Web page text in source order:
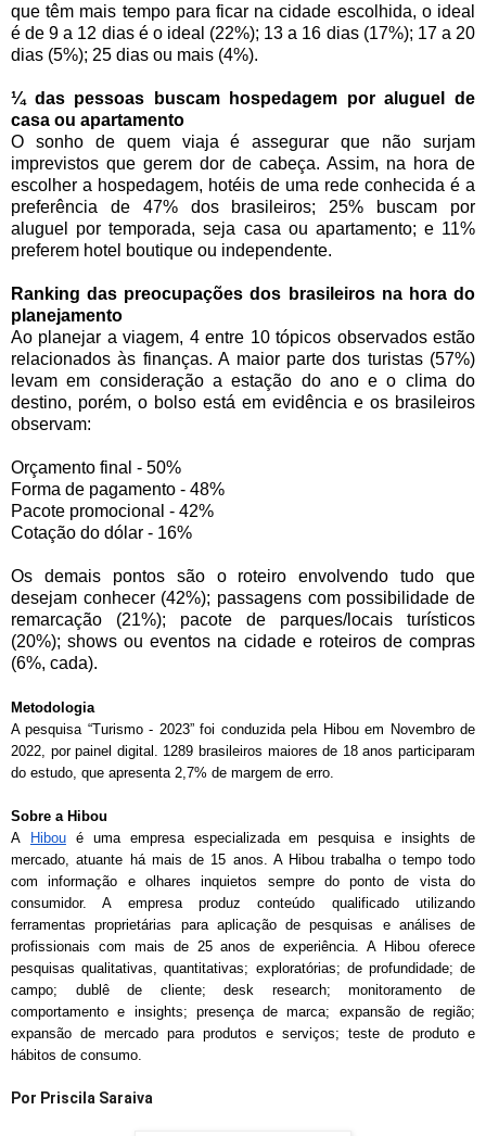
que têm mais tempo para ficar na cidade escolhida, o ideal
é de 9 a 12 dias é o ideal (22%); 13 a 16 dias (17%); 17 a 20
dias (5%); 25 dias ou mais (4%).
¼ das pessoas buscam hospedagem por aluguel de
casa ou apartamento
O sonho de quem viaja é assegurar que não surjam
imprevistos que gerem dor de cabeça. Assim, na hora de
escolher a hospedagem, hotéis de uma rede conhecida é a
preferência de 47% dos brasileiros; 25% buscam por
aluguel por temporada, seja casa ou apartamento; e 11%
preferem hotel boutique ou independente.
Ranking das preocupações dos brasileiros na hora do
planejamento
Ao planejar a viagem, 4 entre 10 tópicos observados estão
relacionados às finanças. A maior parte dos turistas (57%)
levam em consideração a estação do ano e o clima do
destino, porém, o bolso está em evidência e os brasileiros
observam:
Orçamento final - 50%
Forma de pagamento - 48%
Pacote promocional - 42%
Cotação do dólar - 16%
Os demais pontos são o roteiro envolvendo tudo que
desejam conhecer (42%); passagens com possibilidade de
remarcação (21%); pacote de parques/locais turísticos
(20%); shows ou eventos na cidade e roteiros de compras
(6%, cada).
Metodologia
A pesquisa “Turismo - 2023” foi conduzida pela Hibou em Novembro de
2022, por painel digital. 1289 brasileiros maiores de 18 anos participaram
do estudo, que apresenta 2,7% de margem de erro.
Sobre a Hibou
A
Hiboué uma empresa especializada em pesquisa e insights de
mercado, atuante há mais de 15 anos. A Hibou trabalha o tempo todo
com informação e olhares inquietos sempre do ponto de vista do
consumidor. A empresa produz conteúdo qualificado utilizando
ferramentas proprietárias para aplicação de pesquisas e análises de
profissionais com mais de 25 anos de experiência. A Hibou oferece
pesquisas qualitativas, quantitativas; exploratórias; de profundidade; de
campo; dublê de cliente; desk research; monitoramento de
comportamento e insights; presença de marca; expansão de região;
expansão de mercado para produtos e serviços; teste de produto e
hábitos de consumo.
Por Priscila Saraiva